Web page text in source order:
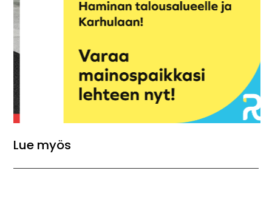
Lue myös